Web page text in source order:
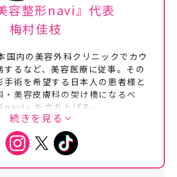
容整形navi』代表
梅村佳枝
国内の美容外科クリニックでカウ
するなど、美容医療に従事。その
術を希望する日本人の患者様と
美容皮膚科の架け橋になるべ
navi』を立ち上げる。
累計4,000人の韓国美容医療の相
者からは親しみを込めて“よしえオ
。2025年に自身も韓国で美容整
経験を踏まえてSNS等で情報発信
続きを見る